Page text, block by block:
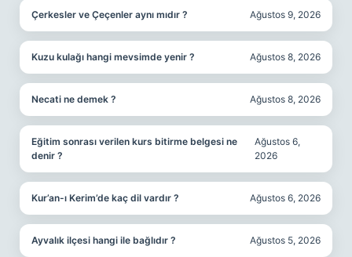
Çerkesler ve Çeçenler aynı mıdır ? Ağustos 9, 2026
Kuzu kulağı hangi mevsimde yenir ? Ağustos 8, 2026
Necati ne demek ? Ağustos 8, 2026
Eğitim sonrası verilen kurs bitirme belgesi ne
denir ?
Ağustos 6,
2026
Kur’an-ı Kerim’de kaç dil vardır ? Ağustos 6, 2026
Ayvalık ilçesi hangi ile bağlıdır ? Ağustos 5, 2026